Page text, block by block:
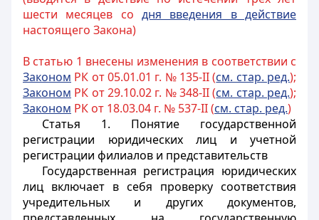
шести месяцев со дня введения в действие
настоящего Закона)
В статью 1 внесены изменения в соответствии с
Законом РК от 05.01.01 г. № 135-II (см. стар. ред.);
Законом РК от 29.10.02 г. № 348-II (см. стар. ред.);
Законом РК от 18.03.04 г. № 537-II (см. стар. ред.)
Статья 1. Понятие государственной
регистрации юридических лиц и учетной
регистрации филиалов и представительств
Государственная регистрация юридических
лиц включает в себя проверку соответствия
учредительных и других документов,